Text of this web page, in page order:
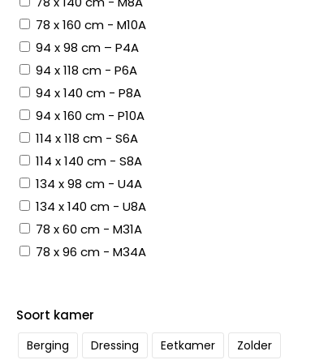
78 x 160 cm - M10A
94 x 98 cm – P4A
94 x 118 cm - P6A
94 x 140 cm - P8A
94 x 160 cm - P10A
114 x 118 cm - S6A
114 x 140 cm - S8A
134 x 98 cm - U4A
134 x 140 cm - U8A
78 x 60 cm - M31A
78 x 96 cm - M34A
Soort kamer
Berging Dressing Eetkamer
Zolder